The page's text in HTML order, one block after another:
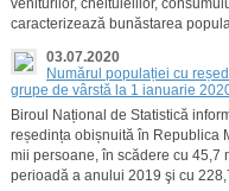
veniturilor, cheltuielilor,
caracterizează bunăstarea
03.07.2020
Numărul populației cu
grupe de vârstă la 1 ianuarie
Biroul Național de Statistică
reședința obișnuită în Republica
mii persoane, în scădere cu 45,7
perioadă a anului 2019 şi cu